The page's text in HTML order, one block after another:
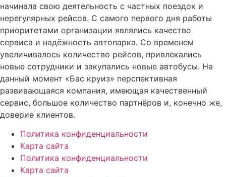
начинала свою деятельность с частных поездок и
нерегулярных рейсов. С самого первого дня работы
приоритетами организации являлись качество
сервиса и надёжность автопарка. Со временем
увеличивалось количество рейсов, привлекались
новые сотрудники и закупались новые автобусы. На
данный момент «Бас круиз» перспективная
развивающаяся компания, имеющая качественный
сервис, большое количество партнёров и, конечно же,
доверие клиентов.
Политика конфиденциальности
Карта сайта
Политика конфиденциальности
Карта сайта